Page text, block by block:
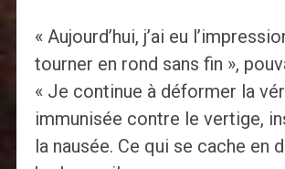
« Aujourd’hui, j’ai eu
tourner en rond sans fin »,
« Je continue à déformer la
immunisée contre le vertige,
la nausée. Ce qui se cache en